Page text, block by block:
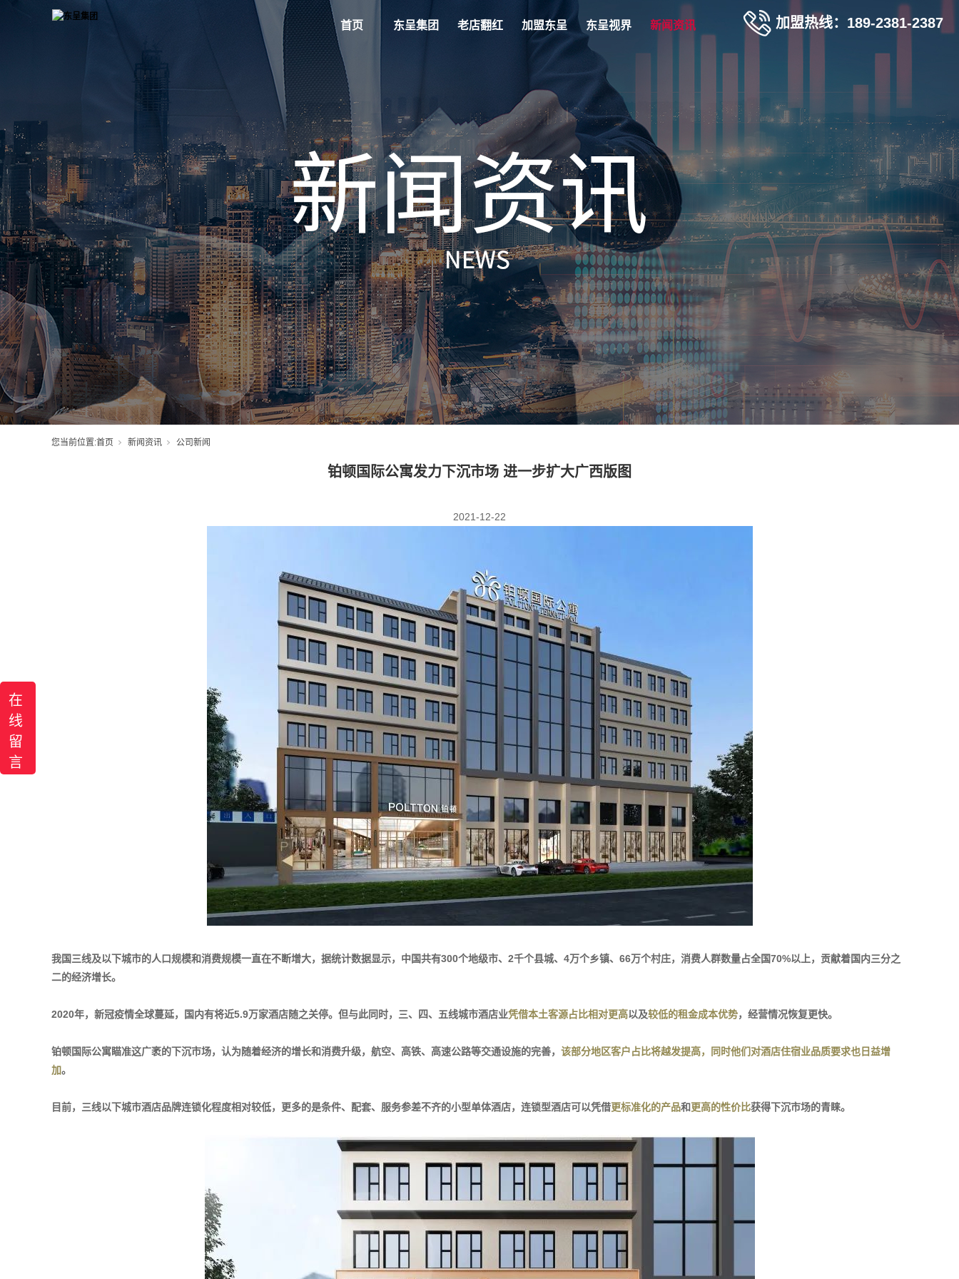
首页 东呈集团 老店翻红 加盟东呈 东呈视界 新闻资讯 加盟热线：189-2381-2387
您当前位置:首页 新闻资讯 公司新闻
铂顿国际公寓发力下沉市场 进一步扩大广西版图
2021-12-22
我国三线及以下城市的人口规模和消费规模一直在不断增大，据统计数据显示，中国共有300个地级市、2千个县城、4万个乡镇、66万个村庄，消费人群数量占全国70%以上，贡献着国内三分之
二的经济增长。
2020年，新冠疫情全球蔓延，国内有将近5.9万家酒店随之关停。但与此同时，三、四、五线城市酒店业凭借本土客源占比相对更高以及较低的租金成本优势，经营情况恢复更快。
铂顿国际公寓瞄准这广袤的下沉市场，认为随着经济的增长和消费升级，航空、高铁、高速公路等交通设施的完善， 该部分地区客户占比将越发提高，同时他们对酒店住宿业品质要求也日益增
加。
目前，三线以下城市酒店品牌连锁化程度相对较低，更多的是条件、配套、服务参差不齐的小型单体酒店，连锁型酒店可以凭借更标准化的产品和更高的性价比获得下沉市场的青睐。
在
线
留
言